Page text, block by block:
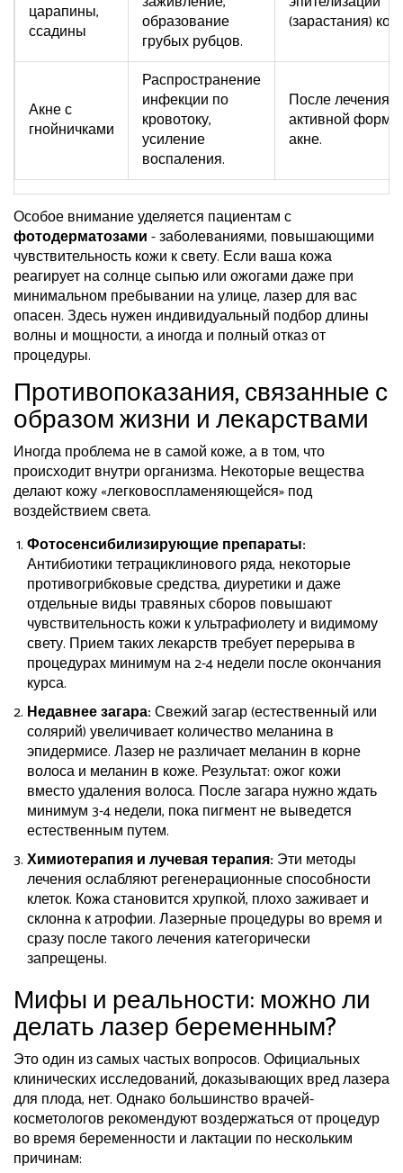
царапины,
ссадины
образование
грубых рубцов.
(зарастания)
Акне с
гнойничками
Распространение
инфекции по
кровотоку,
усиление
воспаления.
После лечения
активной формы
акне.
Особое внимание уделяется пациентам с
фотодерматозами- заболеваниями, повышающими
чувствительность кожи к свету. Если ваша кожа
реагирует на солнце сыпью или ожогами даже при
минимальном пребывании на улице, лазер для вас
опасен. Здесь нужен индивидуальный подбор длины
волны и мощности, а иногда и полный отказ от
процедуры.
Противопоказания, связанные с
образом жизни и лекарствами
Иногда проблема не в самой коже, а в том, что
происходит внутри организма. Некоторые вещества
делают кожу «легковоспламеняющейся» под
воздействием света.
Фотосенсибилизирующие препараты:
Антибиотики тетрациклинового ряда, некоторые
противогрибковые средства, диуретики и даже
отдельные виды травяных сборов повышают
чувствительность кожи к ультрафиолету и видимому
свету. Прием таких лекарств требует перерыва в
процедурах минимум на 2-4 недели после окончания
курса.
Недавнее загара:Свежий загар (естественный или
солярий) увеличивает количество меланина в
эпидермисе. Лазер не различает меланин в корне
волоса и меланин в коже. Результат: ожог кожи
вместо удаления волоса. После загара нужно ждать
минимум 3-4 недели, пока пигмент не выведется
естественным путем.
Химиотерапия и лучевая терапия: Эти методы
лечения ослабляют регенерационные способности
клеток. Кожа становится хрупкой, плохо заживает и
склонна к атрофии. Лазерные процедуры во время и
сразу после такого лечения категорически
запрещены.
Мифы и реальности: можно ли
делать лазер беременным?
Это один из самых частых вопросов. Официальных
клинических исследований, доказывающих вред лазера
для плода, нет. Однако большинство врачей-
косметологов рекомендуют воздержаться от процедур
во время беременности и лактации по нескольким
причинам: